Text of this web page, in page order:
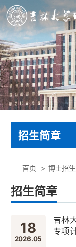
招生简章
招生简章
首页 博士招生
18
2026.05
吉林
专项